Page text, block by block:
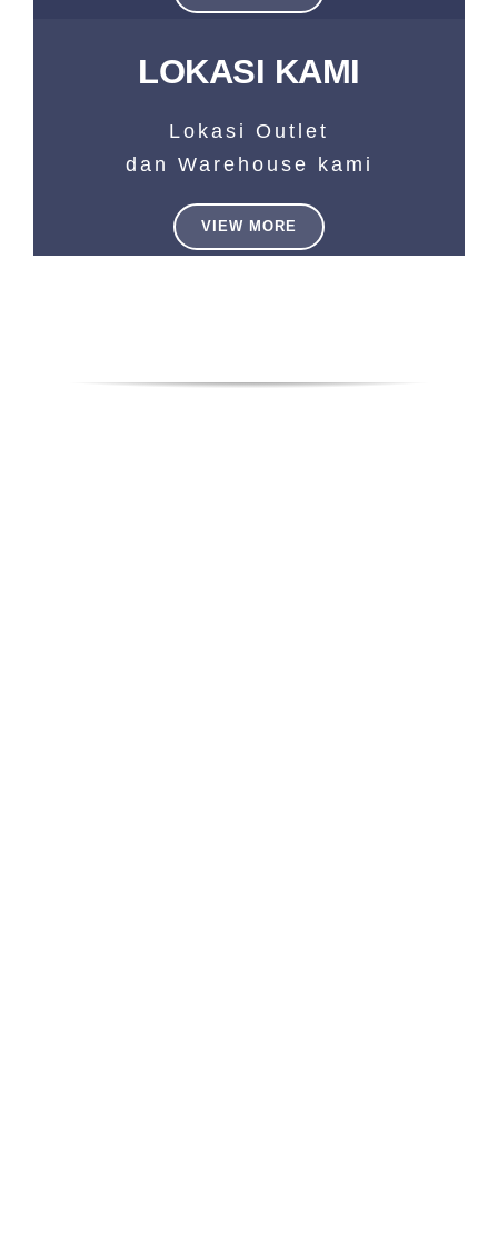
LOKASI KAMI
Lokasi Outlet
dan Warehouse kami
VIEW MORE